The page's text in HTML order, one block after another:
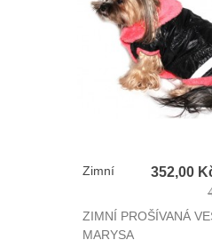
Zimní
Vesta Pro
352,00
ZIMNÍ PROŠÍVANÁ
MARYSA